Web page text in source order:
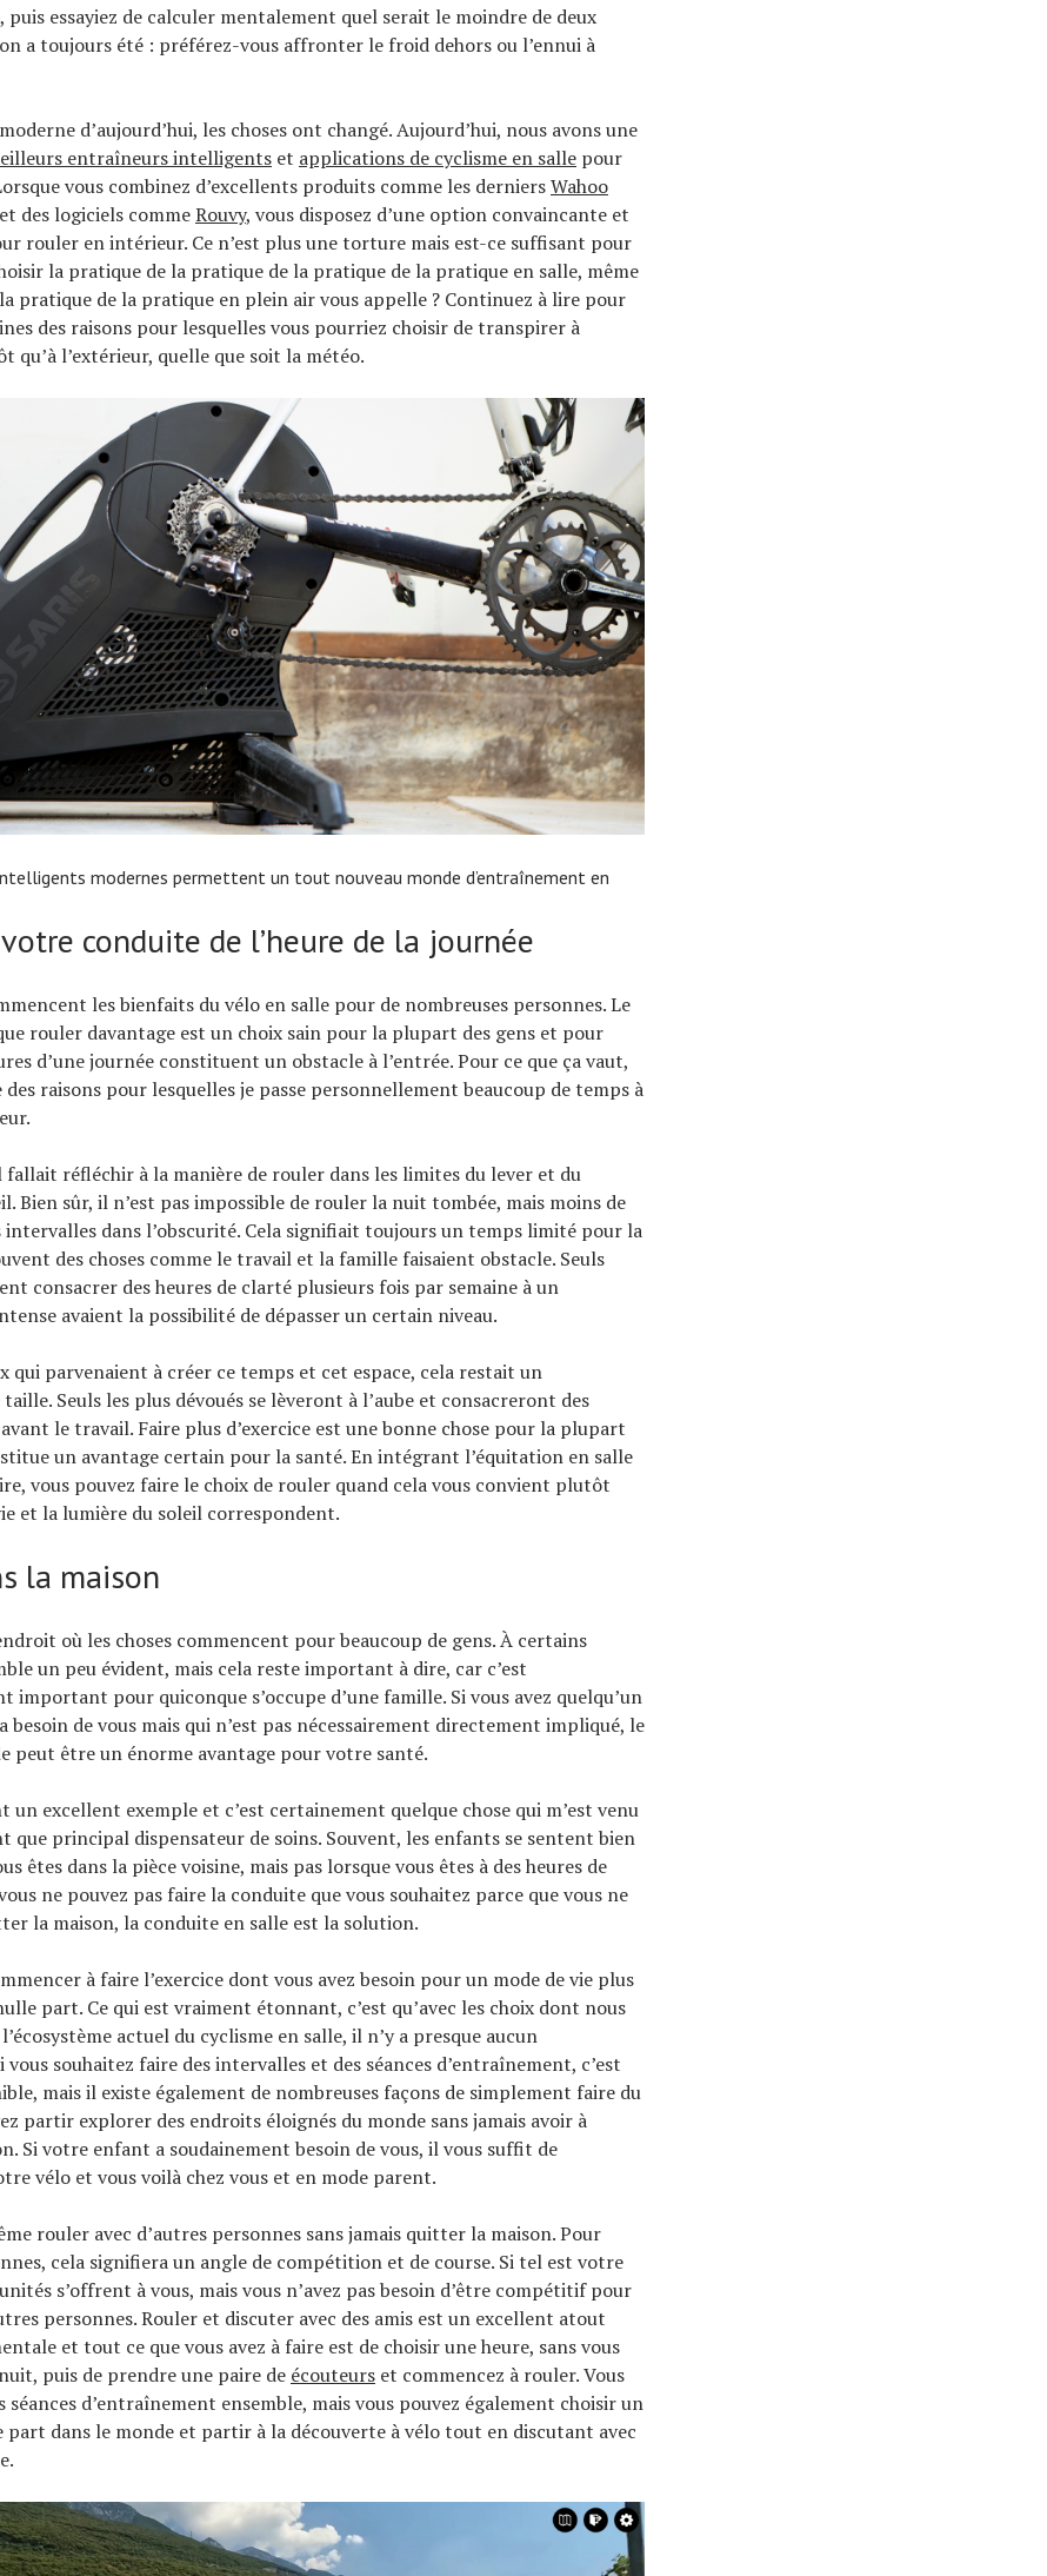
puis essayiez de calculer mentalement quel serait le moindre de deux
a toujours été : préférez-vous affronter le froid dehors ou l’ennui à
d’aujourd’hui, les choses ont changé. Aujourd’hui, nous avons une
entraîneurs intelligents et applications de cyclisme en salle pour
vous combinez d’excellents produits comme les derniersWahoo
et des logiciels commeRouvy, vous disposez d’une option convaincante et
rouler en intérieur. Ce n’est plus une torture mais est-ce suffisant pour
la pratique de la pratique de la pratique de la pratique en salle, même
pratique de la pratique en plein air vous appelle ? Continuez à lire pour
des raisons pour lesquelles vous pourriez choisir de transpirer à
qu’à l’extérieur, quelle que soit la météo.
modernes permettent un tout nouveau monde d’entraînement en
conduite de l’heure de la journée
les bienfaits du vélo en salle pour de nombreuses personnes. Le
rouler davantage est un choix sain pour la plupart des gens et pour
d’une journée constituent un obstacle à l’entrée. Pour ce que ça vaut,
des raisons pour lesquelles je passe personnellement beaucoup de temps à
fallait réfléchir à la manière de rouler dans les limites du lever et du
Bien sûr, il n’est pas impossible de rouler la nuit tombée, mais moins de
intervalles dans l’obscurité. Cela signifiait toujours un temps limité pour la
des choses comme le travail et la famille faisaient obstacle. Seuls
consacrer des heures de clarté plusieurs fois par semaine à un
avaient la possibilité de dépasser un certain niveau.
qui parvenaient à créer ce temps et cet espace, cela restait un
Seuls les plus dévoués se lèveront à l’aube et consacreront des
le travail. Faire plus d’exercice est une bonne chose pour la plupart
un avantage certain pour la santé. En intégrant l’équitation en salle
vous pouvez faire le choix de rouler quand cela vous convient plutôt
et la lumière du soleil correspondent.
la maison
où les choses commencent pour beaucoup de gens. À certains
un peu évident, mais cela reste important à dire, car c’est
important pour quiconque s’occupe d’une famille. Si vous avez quelqu’un
besoin de vous mais qui n’est pas nécessairement directement impliqué, le
peut être un énorme avantage pour votre santé.
un excellent exemple et c’est certainement quelque chose qui m’est venu
que principal dispensateur de soins. Souvent, les enfants se sentent bien
êtes dans la pièce voisine, mais pas lorsque vous êtes à des heures de
ne pouvez pas faire la conduite que vous souhaitez parce que vous ne
la maison, la conduite en salle est la solution.
à faire l’exercice dont vous avez besoin pour un mode de vie plus
part. Ce qui est vraiment étonnant, c’est qu’avec les choix dont nous
actuel du cyclisme en salle, il n’y a presque aucun
souhaitez faire des intervalles et des séances d’entraînement, c’est
mais il existe également de nombreuses façons de simplement faire du
partir explorer des endroits éloignés du monde sans jamais avoir à
Si votre enfant a soudainement besoin de vous, il vous suffit de
vélo et vous voilà chez vous et en mode parent.
rouler avec d’autres personnes sans jamais quitter la maison. Pour
cela signifiera un angle de compétition et de course. Si tel est votre
s’offrent à vous, mais vous n’avez pas besoin d’être compétitif pour
personnes. Rouler et discuter avec des amis est un excellent atout
et tout ce que vous avez à faire est de choisir une heure, sans vous
puis de prendre une paire de écouteurs et commencez à rouler. Vous
séances d’entraînement ensemble, mais vous pouvez également choisir un
part dans le monde et partir à la découverte à vélo tout en discutant avec